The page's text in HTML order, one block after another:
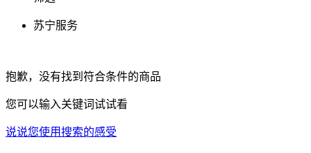
苏宁服务
抱歉，没有找到符合条件的商品
您可以输入关键词试试看
说说您使用搜索的感受